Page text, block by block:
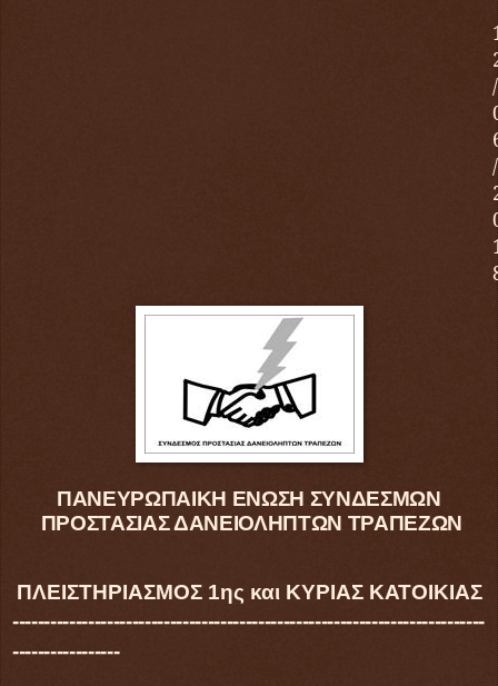
/
/
ΠΑΝΕΥΡΩΠΑΙΚΗ ΕΝΩΣΗ ΣΥΝΔΕΣΜΩΝ
ΠΡΟΣΤΑΣΙΑΣ ΔΑΝΕΙΟΛΗΠΤΩΝ ΤΡΑΠΕΖΩΝ
ΠΛΕΙΣΤΗΡΙΑΣΜΟΣ 1ης και ΚΥΡΙΑΣ ΚΑΤΟΙΚΙΑΣ
---------------------------------------------------------------------------
-----------------